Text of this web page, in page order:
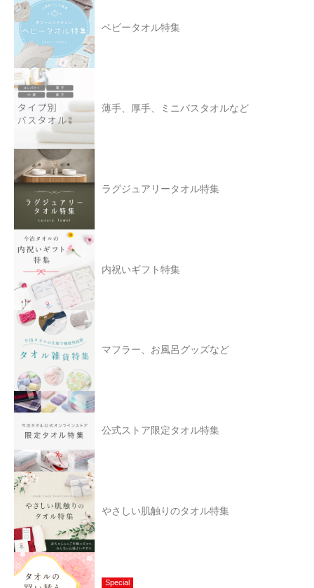
ベビータオル特集
薄手、厚手、ミニバスタオルなど
ラグジュアリータオル特集
内祝いギフト特集
マフラー、お風呂グッズなど
公式ストア限定タオル特集
やさしい肌触りのタオル特集
Special